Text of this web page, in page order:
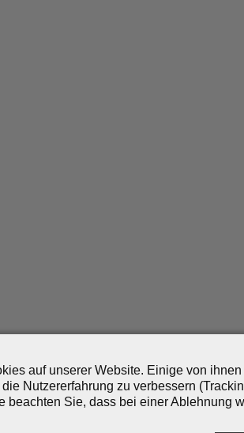
auf unserer Website. Einige von
Nutzererfahrung zu verbessern
beachten Sie, dass bei einer Ablehnung